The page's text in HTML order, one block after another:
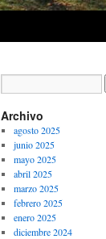
Archivo
agosto 2025
junio 2025
mayo 2025
abril 2025
marzo 2025
febrero 2025
enero 2025
diciembre 2024